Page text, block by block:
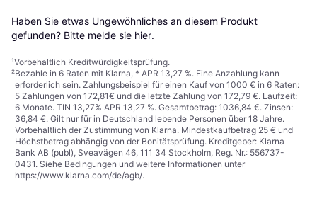
Haben Sie etwas Ungewöhnliches an diesem Produkt
gefunden? Bitte melde sie hier.
¹Vorbehaltlich Kreditwürdigkeitsprüfung.
²Bezahle in 6 Raten mit Klarna, * APR 13,27 %. Eine Anzahlung kann
erforderlich sein. Zahlungsbeispiel für einen Kauf von 1000 € in 6 Raten:
5 Zahlungen von 172,81€ und die letzte Zahlung von 172,79 €. Laufzeit:
6 Monate. TIN 13,27% APR 13,27 %. Gesamtbetrag: 1036,84 €. Zinsen:
36,84 €. Gilt nur für in Deutschland lebende Personen über 18 Jahre.
Vorbehaltlich der Zustimmung von Klarna. Mindestkaufbetrag 25 € und
Höchstbetrag abhängig von der Bonitätsprüfung. Kreditgeber: Klarna
Bank AB (publ), Sveavägen 46, 111 34 Stockholm, Reg. Nr.: 556737-
0431. Siehe Bedingungen und weitere Informationen unter
https://www.klarna.com/de/agb/.